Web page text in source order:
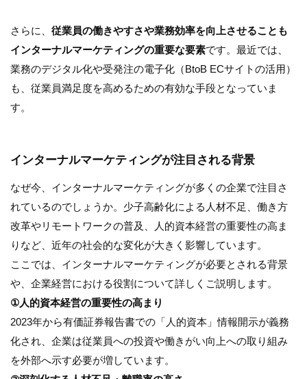
さらに、 従業員の働きやすさや業務効率を向上させることも
インターナルマーケティングの重要な要素です。最近では、
業務のデジタル化や受発注の電子化（BtoB ECサイトの活用）
も、従業員満足度を高めるための有効な手段となっていま
す。
インターナルマーケティングが注目される背景
なぜ今、インターナルマーケティングが多くの企業で注目さ
れているのでしょうか。少子高齢化による人材不足、働き方
改革やリモートワークの普及、人的資本経営の重要性の高ま
りなど、近年の社会的な変化が大きく影響しています。
ここでは、インターナルマーケティングが必要とされる背景
や、企業経営における役割について詳しくご説明します。
①人的資本経営の重要性の高まり
2023年から有価証券報告書での「人的資本」情報開示が義務
化され、企業は従業員への投資や働きがい向上への取り組み
を外部へ示す必要が増しています。